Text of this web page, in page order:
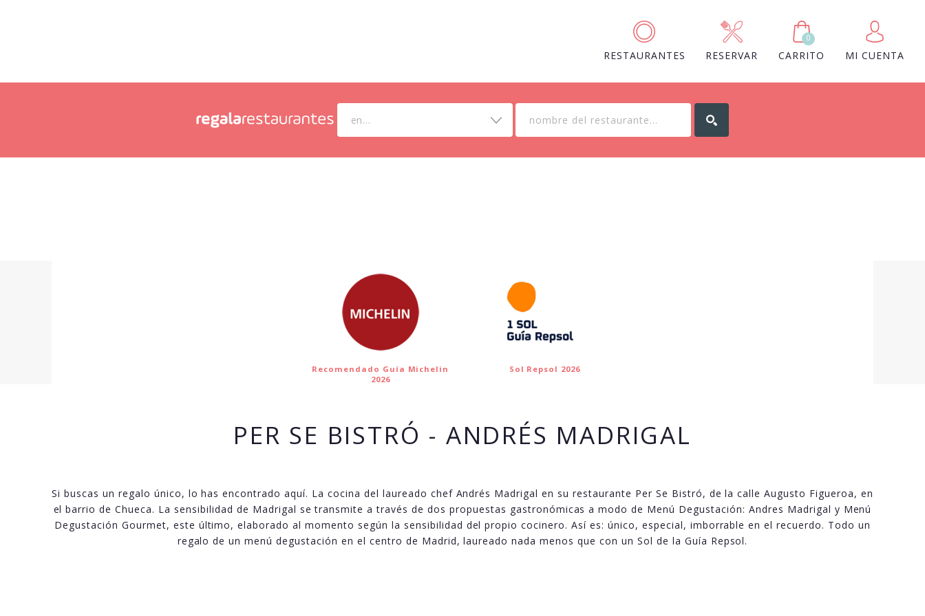
RESTAURANTES RESERVAR
0
CARRITO MI CUENTA
en...
Recomendado Guía Michelin
2026
Sol Repsol 2026
PER SE BISTRÓ - ANDRÉS MADRIGAL
Si buscas un regalo único, lo has encontrado aquí. La cocina del laureado chef Andrés Madrigal en su restaurante Per Se Bistró, de la calle Augusto Figueroa, en
el barrio de Chueca. La sensibilidad de Madrigal se transmite a través de dos propuestas gastronómicas a modo de Menú Degustación: Andres Madrigal y Menú
Degustación Gourmet, este último, elaborado al momento según la sensibilidad del propio cocinero. Así es: único, especial, imborrable en el recuerdo. Todo un
regalo de un menú degustación en el centro de Madrid, laureado nada menos que con un Sol de la Guía Repsol.